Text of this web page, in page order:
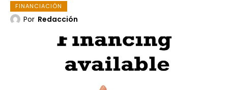
FINANCIACIÓN
Por Redacción